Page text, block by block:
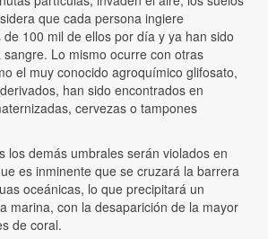
que cada persona ingiere
100 mil de ellos por día y ya han sido
Lo mismo ocurre con otras
el muy conocido agroquímico glifosato,
han sido encontrados en
cervezas o tampones
los demás umbrales serán violados en
es inminente que se cruzará la barrera
oceánicas, lo que precipitará un
marina, con la desaparición de la mayor
de coral.